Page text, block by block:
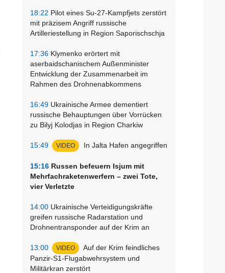
18:22 Pilot eines Su-27-Kampfjets zerstört
mit präzisem Angriff russische
Artilleriestellung in Region Saporischschja
17:36 Klymenko erörtert mit
aserbaidschanischem Außenminister
Entwicklung der Zusammenarbeit im
Rahmen des Drohnenabkommens
16:49 Ukrainische Armee dementiert
russische Behauptungen über Vorrücken
zu Bilyj Kolodjas in Region Charkiw
15:49 VIDEO In Jalta Hafen angegriffen
15:16 Russen befeuern Isjum mit
Mehrfachraketenwerfern – zwei Tote,
vier Verletzte
14:00 Ukrainische Verteidigungskräfte
greifen russische Radarstation und
Drohnentransponder auf der Krim an
13:00 VIDEO
Auf der Krim feindliches
Panzir-S1-Flugabwehrsystem und
Militärkran zerstört